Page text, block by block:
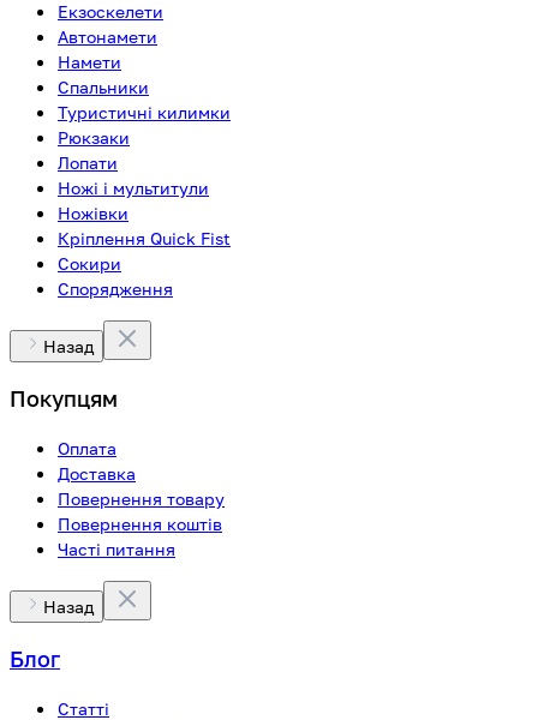
Екзоскелети
Автонамети
Намети
Спальники
Туристичні килимки
Рюкзаки
Лопати
Ножі і мультитули
Ножівки
Кріплення Quick Fist
Сокири
Спорядження
Назад
Покупцям
Оплата
Доставка
Повернення товару
Повернення коштів
Часті питання
Назад
Блог
Статті